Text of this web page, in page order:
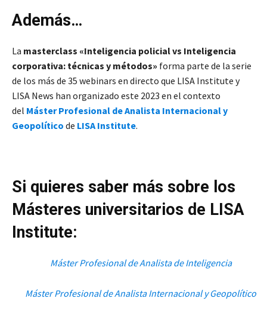
Además…
La masterclass «Inteligencia policial vs Inteligencia
corporativa: técnicas y métodos» forma parte de la serie
de los más de 35 webinars en directo que LISA Institute y
LISA News han organizado este 2023 en el contexto
del Máster Profesional de Analista Internacional y
Geopolítico de LISA Institute.
Si quieres saber más sobre los
Másteres universitarios de LISA
Institute:
Máster Profesional de Analista de Inteligencia
Máster Profesional de Analista Internacional y Geopolítico